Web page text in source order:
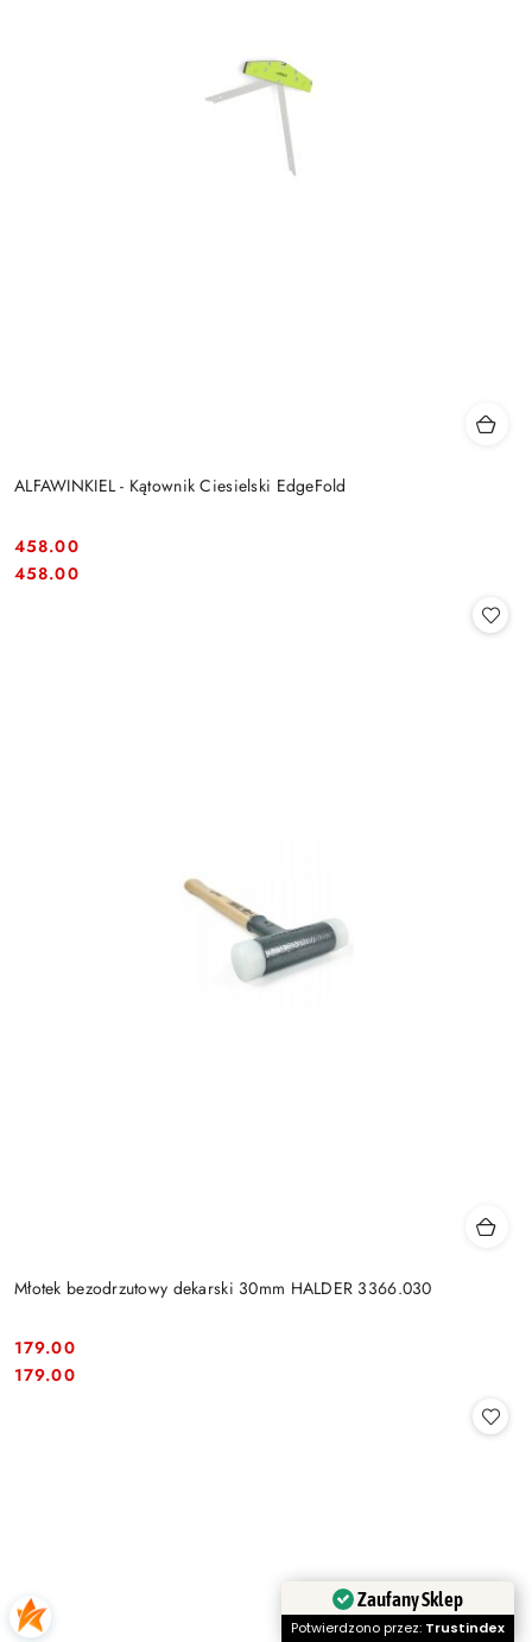
ALFAWINKIEL - Kątownik Ciesielski EdgeFold
Cena:
458.00
Cena:
458.00
Młotek bezodrzutowy dekarski 30mm HALDER 3366.030
Cena:
179.00
Cena:
179.00
Zaufany Sklep
Potwierdzono przez: Trustindex